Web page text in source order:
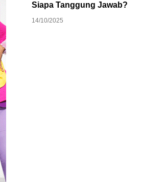
Siapa Tanggung Jawab?
14/10/2025